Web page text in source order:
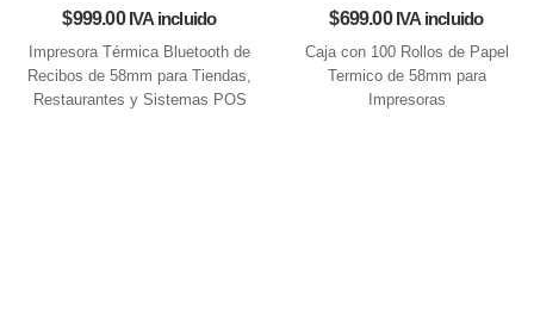
$999.00 IVA incluido
Impresora Térmica Bluetooth de
Recibos de 58mm para Tiendas,
Restaurantes y Sistemas POS
$699.00 IVA incluido
Caja con 100 Rollos de Papel
Termico de 58mm para
Impresoras